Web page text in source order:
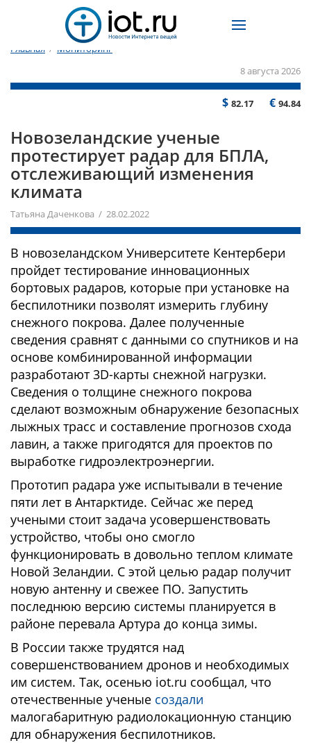
Главная / Мониторинг
8 августа 2026
$ 82.17 € 94.84
Новозеландские ученые
протестирует радар для БПЛА,
отслеживающий изменения
климата
Татьяна Даченкова / 28.02.2022
В новозеландском Университете Кентербери
пройдет тестирование инновационных
бортовых радаров, которые при установке на
беспилотники позволят измерить глубину
снежного покрова. Далее полученные
сведения сравнят с данными со спутников и на
основе комбинированной информации
разработают 3D-карты снежной нагрузки.
Сведения о толщине снежного покрова
сделают возможным обнаружение безопасных
лыжных трасс и составление прогнозов схода
лавин, а также пригодятся для проектов по
выработке гидроэлектроэнергии.
Прототип радара уже испытывали в течение
пяти лет в Антарктиде. Сейчас же перед
учеными стоит задача усовершенствовать
устройство, чтобы оно смогло
функционировать в довольно теплом климате
Новой Зеландии. С этой целью радар получит
новую антенну и свежее ПО. Запустить
последнюю версию системы планируется в
районе перевала Артура до конца зимы.
В России также трудятся над
совершенствованием дронов и необходимых
им систем. Так, осенью iot.ru сообщал, что
отечественные ученые создали
малогабаритную радиолокационную станцию
для обнаружения беспилотников.